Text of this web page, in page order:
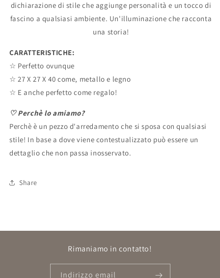
dichiarazione di stile che aggiunge personalità e un tocco di
fascino a qualsiasi ambiente. Un'illuminazione che racconta
una storia!
CARATTERISTICHE:
☆ Perfetto ovunque
☆ 27 X 27 X 40 come, metallo e legno
☆ E anche perfetto come regalo!
♡ Perchè lo amiamo?
Perchè è un pezzo d'arredamento che si sposa con qualsiasi
stile! In base a dove viene contestualizzato può essere un
dettaglio che non passa inosservato.
Share
Rimaniamo in contatto!
Indirizzo email